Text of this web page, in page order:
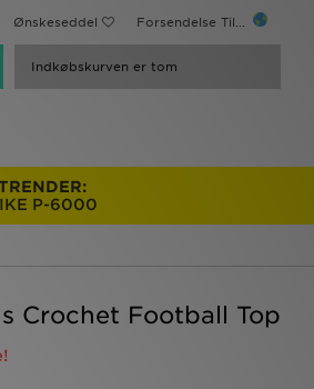
Ønskeseddel Forsendelse Til...
Indkøbskurven er tom
P-6000
Crochet Football Top